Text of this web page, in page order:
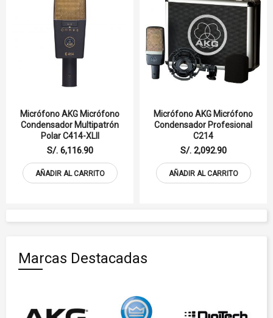
Micrófono AKG Micrófono
Condensador Multipatrón
Polar C414-XLII
S/. 6,116.90
AÑADIR AL CARRITO
Micrófono AKG Micrófono
Condensador Profesional
C214
S/. 2,092.90
AÑADIR AL CARRITO
Marcas Destacadas